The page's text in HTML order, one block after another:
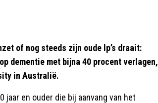
of nog steeds zijn oude lp’s draait:
dementie met bijna 40 procent verlagen,
in Australië.
en ouder die bij aanvang van het